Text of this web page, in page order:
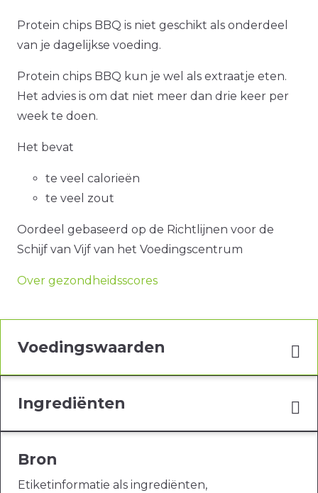
Protein chips BBQ is niet geschikt als onderdeel
van je dagelijkse voeding.
Protein chips BBQ kun je wel als extraatje eten.
Het advies is om dat niet meer dan drie keer per
week te doen.
Het bevat
te veel calorieën
te veel zout
Oordeel gebaseerd op de Richtlijnen voor de
Schijf van Vijf van het Voedingscentrum
Over gezondheidsscores
Voedingswaarden
Ingrediënten
Bron
Etiketinformatie als ingrediënten,